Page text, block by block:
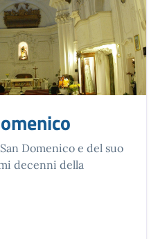
Domenico e del suo
decenni della